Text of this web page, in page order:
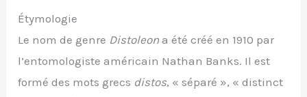
Étymologie
Le nom de genre Distoleon a été créé en 1910 par
l’entomologiste américain Nathan Banks. Il est
formé des mots grecs distos, « séparé », « distinct